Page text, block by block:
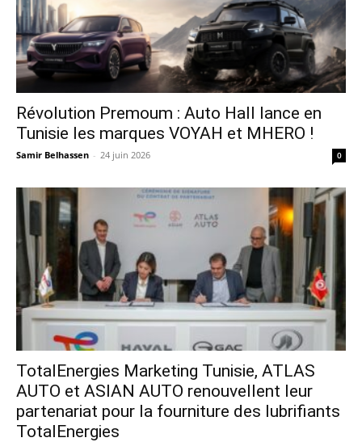
Révolution Premoum : Auto Hall lance en
Tunisie les marques VOYAH et MHERO !
Samir Belhassen - 24 juin 2026 0
TotalEnergies Marketing Tunisie, ATLAS
AUTO et ASIAN AUTO renouvellent leur
partenariat pour la fourniture des lubrifiants
TotalEnergies